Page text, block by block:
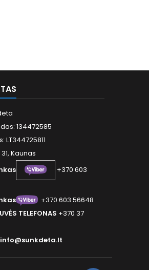
134472585
LT344725811
Kaunas
+370 603
+370 603 56648
TELEFONAS +370 37
info@sunkdeta.lt